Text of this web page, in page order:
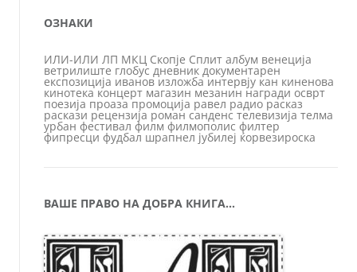
ОЗНАКИ
ИЛИ-ИЛИ ЛП МКЦ Скопје Сплит албум венеција
ветрилиште глобус дневник документарен
експозиција иванов изложба интервју кан киненова
кинотека концерт магазин мезанин награди осврт
поезија проаза промоција равел радио расказ
раскази рецензија роман санденс телевизија телма
урбан фестивал филм филмополис филтер
фипресци фудбал шрапнел јубилеј ќорвезироска
ВАШЕ ПРАВО НА ДОБРА КНИГА…